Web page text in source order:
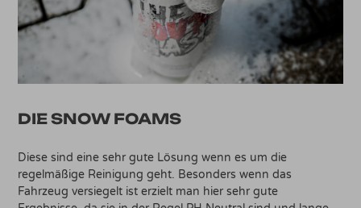
DIE SNOW FOAMS
Diese sind eine sehr gute Lösung wenn es um die
regelmäßige Reinigung geht. Besonders wenn das
Fahrzeug versiegelt ist erzielt man hier sehr gute